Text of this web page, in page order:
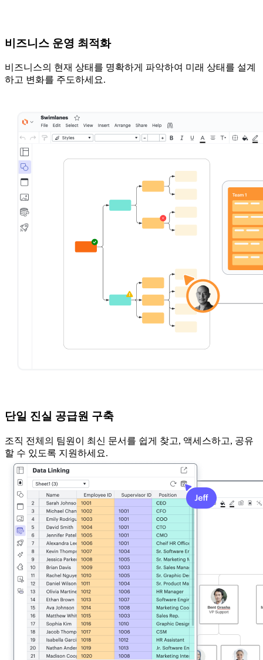
비즈니스 운영 최적화
비즈니스의 현재 상태를 명확하게 파악하여 미래 상태를 설계
하고 변화를 주도하세요.
단일 진실 공급원 구축
조직 전체의 팀원이 최신 문서를 쉽게 찾고, 액세스하고, 공유
할 수 있도록 지원하세요.